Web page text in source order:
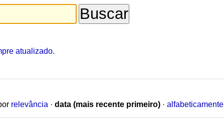
atualizado.
relevância · data (mais recente primeiro) · alfabeticamente